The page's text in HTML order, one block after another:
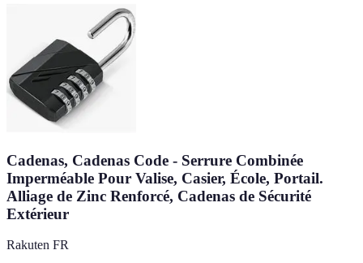
Cadenas, Cadenas Code - Serrure Combinée
Imperméable Pour Valise, Casier, École, Portail.
Alliage de Zinc Renforcé, Cadenas de Sécurité
Extérieur
Rakuten FR